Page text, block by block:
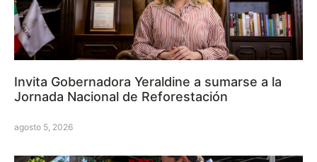
Invita Gobernadora Yeraldine a sumarse a la
Jornada Nacional de Reforestación
agosto 5, 2026